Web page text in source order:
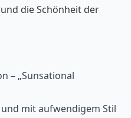
die Schönheit der
– „Sunsational
mit aufwendigem Stil